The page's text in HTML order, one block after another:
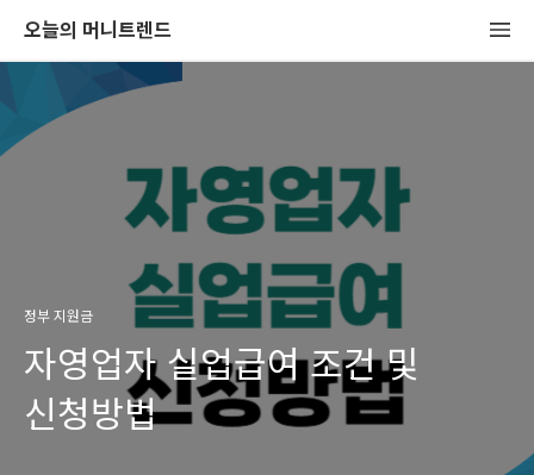
오늘의 머니트렌드
정부 지원금
자영업자 실업급여 조건 및
신청방법